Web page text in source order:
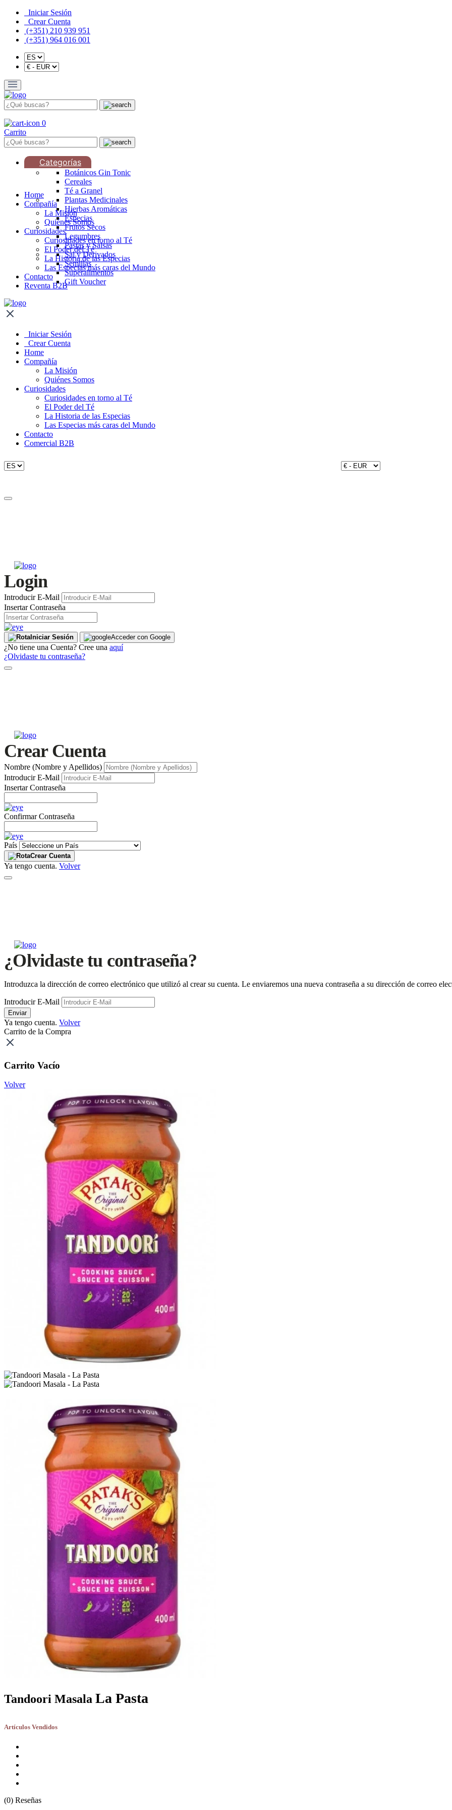
Iniciar Sesión
Crear Cuenta
(+351) 210 939 951
(+351) 964 016 001
0
Carrito
Categorías
Botánicos Gin Tonic
Cereales
Té a Granel
Plantas Medicinales
Hierbas Aromáticas
Especias
Frutos Secos
Legumbres
Pastas y Salsas
Sal y Derivados
Semillas
Superalimentos
Gift Voucher
Home
Compañía
La Misión
Quiénes Somos
Curiosidades
Curiosidades en torno al Té
El Poder del Té
La Historia de las Especias
Las Especias más caras del Mundo
Contacto
Reventa B2B
Iniciar Sesión
Crear Cuenta
Home
Compañía
La Misión
Quiénes Somos
Curiosidades
Curiosidades en torno al Té
El Poder del Té
La Historia de las Especias
Las Especias más caras del Mundo
Contacto
Comercial B2B
Login
Introducir E-Mail
Insertar Contraseña
Iniciar Sesión Acceder con Google
¿No tiene una Cuenta? Cree una aquí
¿Olvidaste tu contraseña?
Crear Cuenta
Nombre (Nombre y Apellidos)
Introducir E-Mail
Insertar Contraseña
Confirmar Contraseña
País
Crear Cuenta
Ya tengo cuenta. Volver
¿Olvidaste tu contraseña?
Introduzca la dirección de correo electrónico que utilizó al crear su cuenta. Le enviaremos una nueva contraseña a su dirección de correo
Introducir E-Mail
Enviar
Ya tengo cuenta. Volver
Carrito de la Compra
Carrito Vacío
Volver
Tandoori Masala La Pasta
Artículos Vendidos
(0) Reseñas